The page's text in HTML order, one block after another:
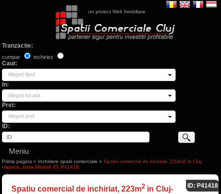
un proiect Welt Imobiliare
Tranzactie:
cumpar inchiriez
Caut:
Alegeti tipul
In:
Alegeti locatia
Pret:
Alegeti pret
ID:
Meniu
Prima pagina » Inchiriere spatii comerciale »Spatiu comercial de inchiriat, 223m2 in Cluj-
napoca, zona Marasti ID: P41418
Spatiu comercial de inchiriat, 223m2in Cluj-
ID: P41418